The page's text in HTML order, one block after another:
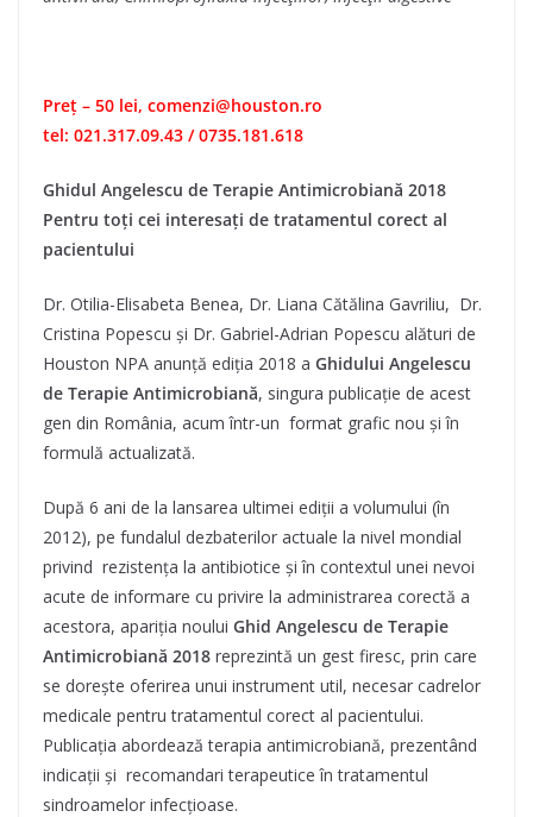
Preț – 50 lei, comenzi@houston.ro
tel: 021.317.09.43 / 0735.181.618
Ghidul Angelescu de Terapie Antimicrobiană 2018
Pentru toți cei interesați de tratamentul corect al
pacientului
Dr. Otilia-Elisabeta Benea, Dr. Liana Cătălina Gavriliu, Dr.
Cristina Popescu și Dr. Gabriel-Adrian Popescu alături de
Houston NPA anunță ediția 2018 a Ghidului Angelescu
de Terapie Antimicrobiană, singura publicație de acest
gen din România, acum într-un format grafic nou și în
formulă actualizată.
După 6 ani de la lansarea ultimei ediții a volumului (în
2012), pe fundalul dezbaterilor actuale la nivel mondial
privind rezistența la antibiotice și în contextul unei nevoi
acute de informare cu privire la administrarea corectă a
acestora, apariția noului Ghid Angelescu de Terapie
Antimicrobiană 2018 reprezintă un gest firesc, prin care
se dorește oferirea unui instrument util, necesar cadrelor
medicale pentru tratamentul corect al pacientului.
Publicația abordează terapia antimicrobiană, prezentând
indicații și recomandari terapeutice în tratamentul
sindroamelor infecțioase.